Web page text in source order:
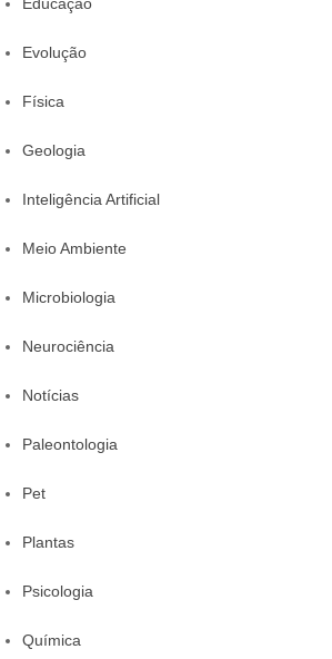
Evolução
Física
Geologia
Inteligência Artificial
Meio Ambiente
Microbiologia
Neurociência
Notícias
Paleontologia
Pet
Plantas
Psicologia
Química